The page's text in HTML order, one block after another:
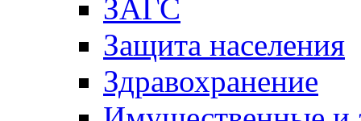
ЗАГС
Защита населения
Здравохранение